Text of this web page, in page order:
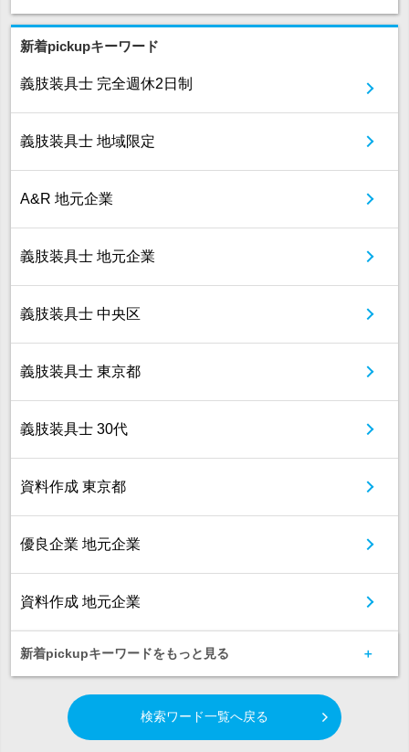
新着pickupキーワード
義肢装具士 完全週休2日制
義肢装具士 地域限定
A&R 地元企業
義肢装具士 地元企業
義肢装具士 中央区
義肢装具士 東京都
義肢装具士 30代
資料作成 東京都
優良企業 地元企業
資料作成 地元企業
新着pickupキーワードをもっと見る
検索ワード一覧へ戻る